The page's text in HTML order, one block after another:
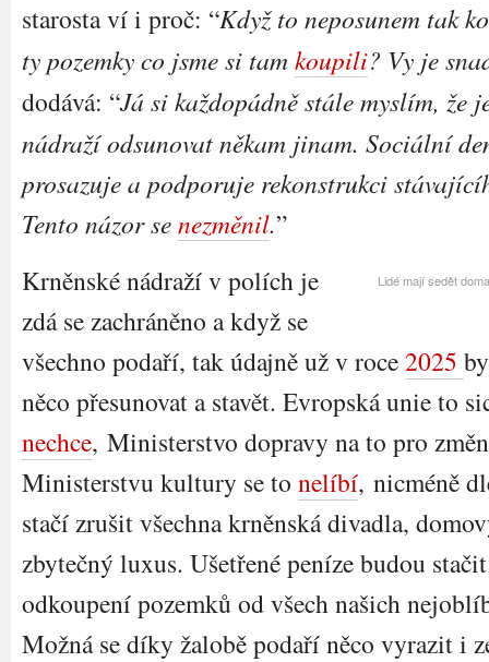
starosta ví i proč: “Když to neposunem tak
ty pozemky co jsme si tamkoupili? Vy je
dodává: “Já si každopádně stále myslím, že
nádraží odsunovat někam jinam. Sociální
prosazuje a podporuje rekonstrukci
Tento názor senezměnil.”
Lidé mají sedět
Krněnské nádraží v polích je
zdá se zachráněno a když se
všechno podaří, tak údajně už v roce2025
něco přesunovat a stavět. Evropská unie to
nechce, Ministerstvo dopravy na to pro
Ministerstvu kultury se to nelíbí, nicméně
stačí zrušit všechna krněnská divadla,
zbytečný luxus. Ušetřené peníze budou
odkoupení pozemků od všech našich
Možná se díky žalobě podaří něco vyrazit i